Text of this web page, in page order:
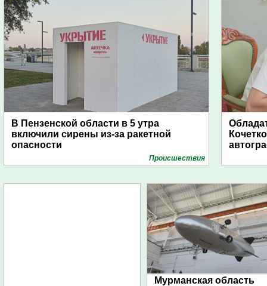
В Пензенской области в 5 утра
включили сирены из-за ракетной
опасности
Проиcшествия
Мурманская область